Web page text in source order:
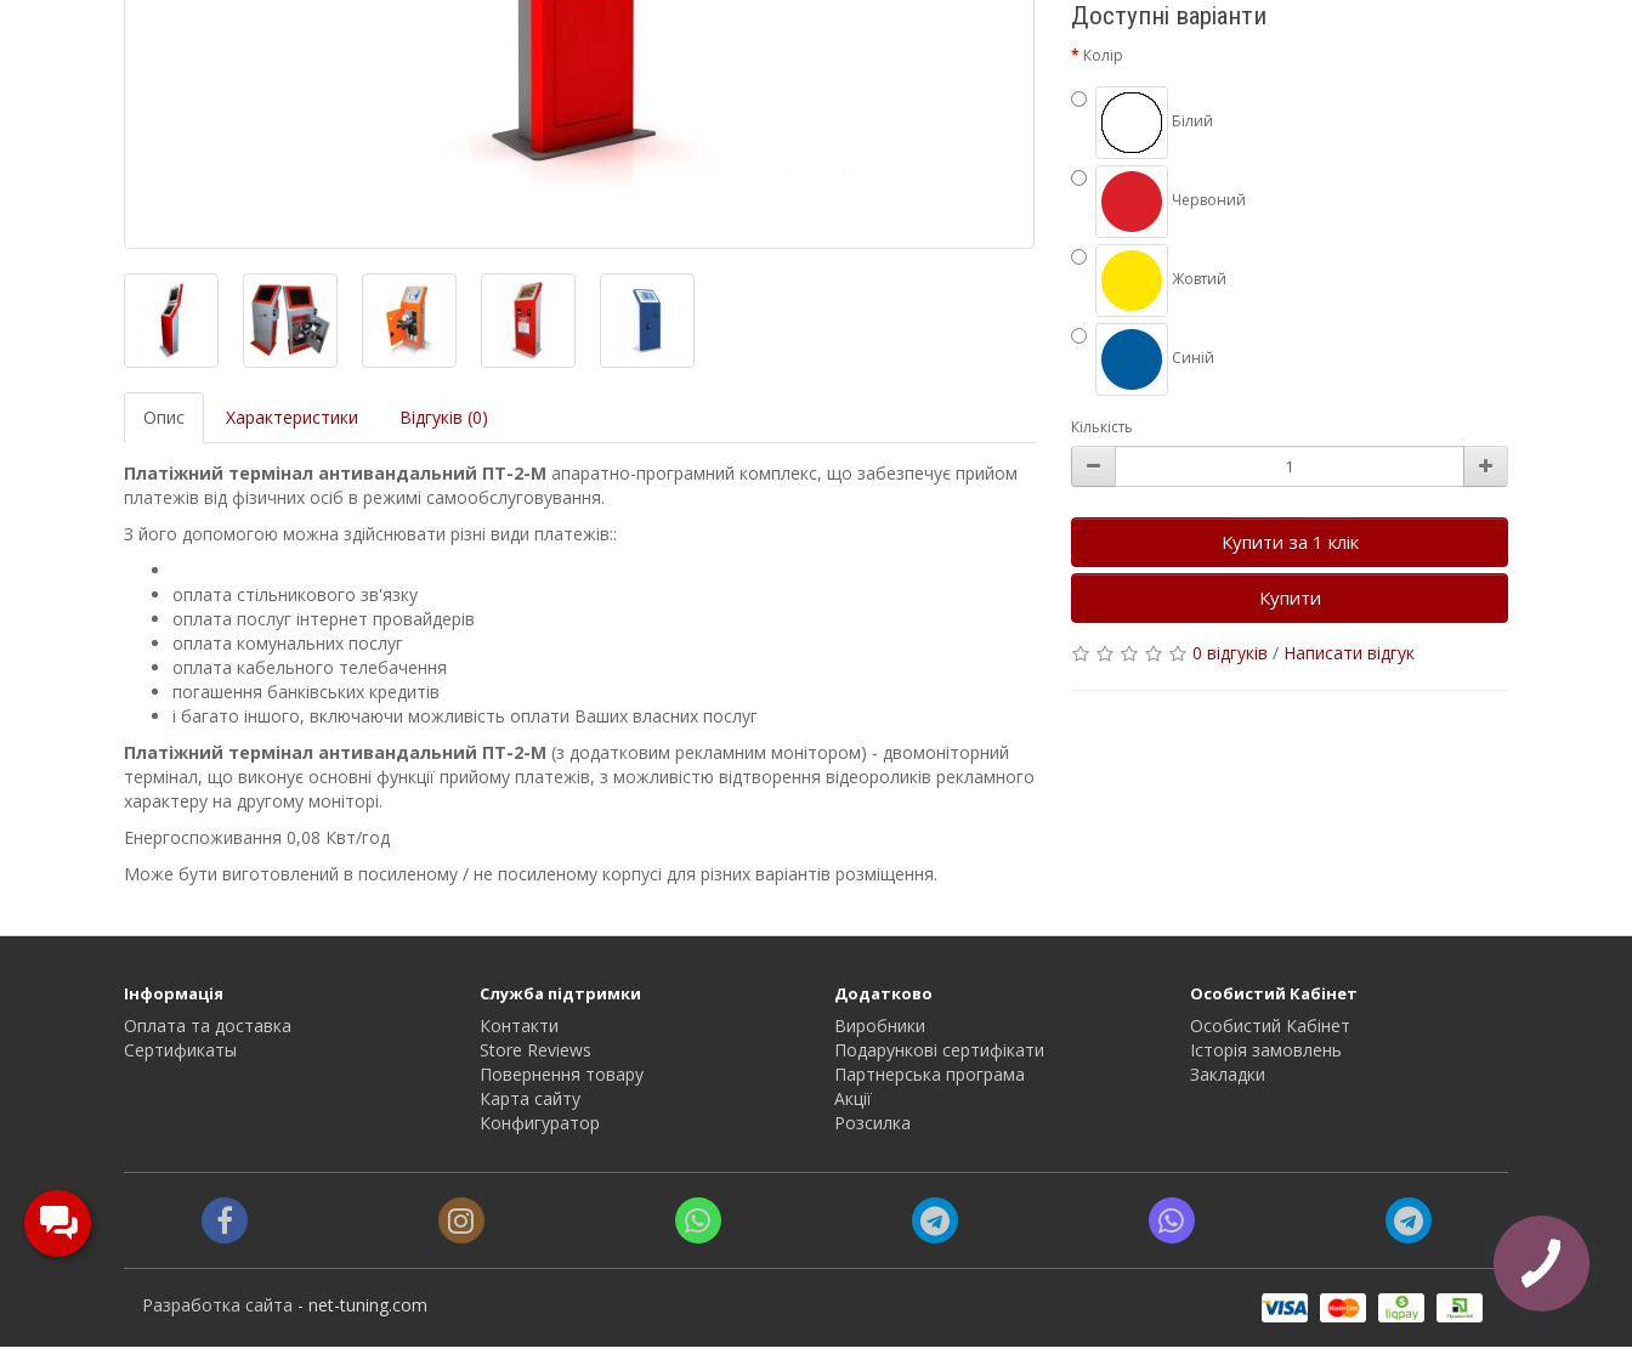
Опис Характеристики Відгуків (0)
Платіжний термінал антивандальний ПТ-2-M апаратно-програмний комплекс, що забезпечує прийом
платежів від фізичних осіб в режимі самообслуговування.
З його допомогою можна здійснювати різні види платежів::
оплата стільникового зв'язку
оплата послуг інтернет провайдерів
оплата комунальних послуг
оплата кабельного телебачення
погашення банківських кредитів
і багато іншого, включаючи можливість оплати Ваших власних послуг
Платіжний термінал антивандальний ПТ-2-M (з додатковим рекламним монітором) - двомоніторний
термінал, що виконує основні функції прийому платежів, з можливістю відтворення відеороликів рекламного
характеру на другому моніторі.
Енергоспоживання 0,08 Квт/год
Може бути виготовлений в посиленому / не посиленому корпусі для різних варіантів розміщення.
Доступні варіанти
Колір
Білий
Червоний
Жовтий
Синій
Кількість
Купити за 1 клiк
Купити
0 відгуків / Написати відгук
Інформація
Оплата та доставка
Сертификаты
Служба підтримки
Контакти
Store Reviews
Повернення товару
Карта сайту
Конфигуратор
Додатково
Виробники
Подарункові сертифікати
Партнерська програма
Акції
Розсилка
Особистий Кабінет
Особистий Кабінет
Історія замовлень
Закладки
Разработка сайта - net-tuning.com